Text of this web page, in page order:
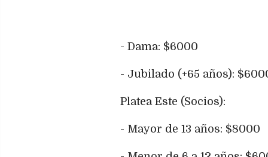
- Dama: $6000
- Jubilado (+65 años):
Platea Este (Socios):
- Mayor de 13 años: $8000